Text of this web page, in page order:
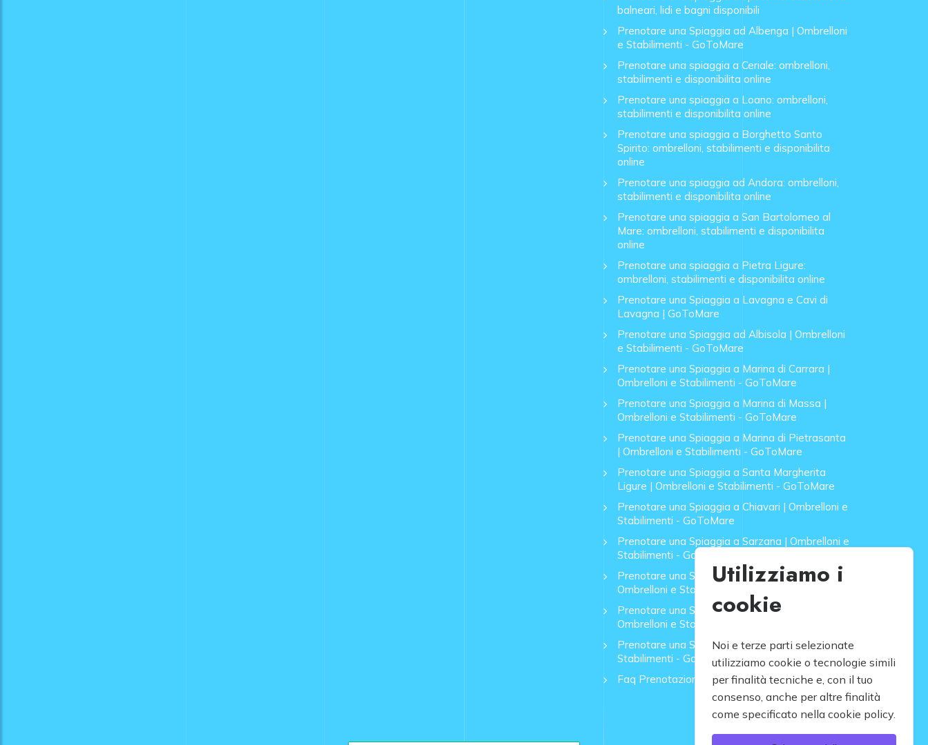
balneari, lidi e bagni disponibili
Prenotare una Spiaggia ad Albenga | Ombrelloni
e Stabilimenti - GoToMare
Prenotare una spiaggia a Ceriale: ombrelloni,
stabilimenti e disponibilita online
Prenotare una spiaggia a Loano: ombrelloni,
stabilimenti e disponibilita online
Prenotare una spiaggia a Borghetto Santo
Spirito: ombrelloni, stabilimenti e disponibilita
online
Prenotare una spiaggia ad Andora: ombrelloni,
stabilimenti e disponibilita online
Prenotare una spiaggia a San Bartolomeo al
Mare: ombrelloni, stabilimenti e disponibilita
online
Prenotare una spiaggia a Pietra Ligure:
ombrelloni, stabilimenti e disponibilita online
Prenotare una Spiaggia a Lavagna e Cavi di
Lavagna | GoToMare
Prenotare una Spiaggia ad Albisola | Ombrelloni
e Stabilimenti - GoToMare
Prenotare una Spiaggia a Marina di Carrara |
Ombrelloni e Stabilimenti - GoToMare
Prenotare una Spiaggia a Marina di Massa |
Ombrelloni e Stabilimenti - GoToMare
Prenotare una Spiaggia a Marina di Pietrasanta
| Ombrelloni e Stabilimenti - GoToMare
Prenotare una Spiaggia a Santa Margherita
Ligure | Ombrelloni e Stabilimenti - GoToMare
Prenotare una Spiaggia a Chiavari | Ombrelloni e
Stabilimenti - GoToMare
Prenotare una Spiaggia a Sarzana | Ombrelloni e
Stabilimenti - GoToMare
Prenotare una Spiaggia a Forte dei Marmi |
Ombrelloni e Stabilimenti - GoToMare
Prenotare una Spiaggia a Lido di Camaiore |
Ombrelloni e Stabilimenti - GoToMare
Prenotare una Spiaggia a Rapallo | Ombrelloni e
Stabilimenti - GoToMare
Faq Prenotazione Spiagge
Utilizziamo i
cookie
Noi e terze parti selezionate
utilizziamo cookie o tecnologie simili
per finalità tecniche e, con il tuo
consenso, anche per altre finalità
come specificato nella cookie policy.